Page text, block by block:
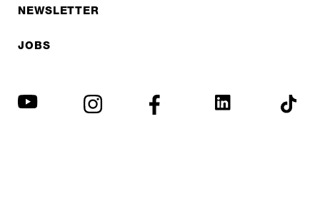
NEWSLETTER
JOBS